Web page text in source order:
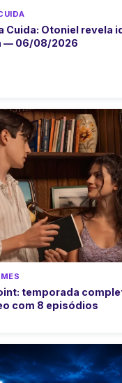
Cuida: Otoniel revela
— 06/08/2026
temporada
com 8 episódios